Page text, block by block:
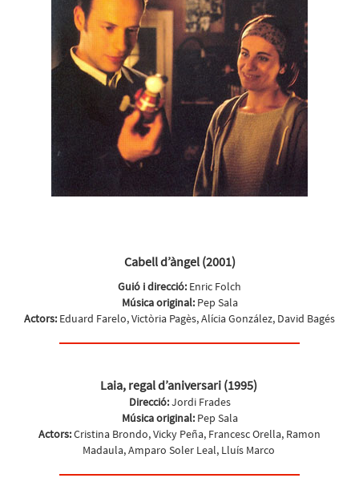
Cabell d’àngel (2001)
Guió i direcció: Enric Folch
Música original: Pep Sala
Actors: Eduard Farelo, Victòria Pagès, Alícia González, David Bagés
Laia, regal d’aniversari (1995)
Direcció:Jordi Frades
Música original:Pep Sala
Actors:Cristina Brondo, Vicky Peña, Francesc Orella, Ramon
Madaula, Amparo Soler Leal, Lluís Marco